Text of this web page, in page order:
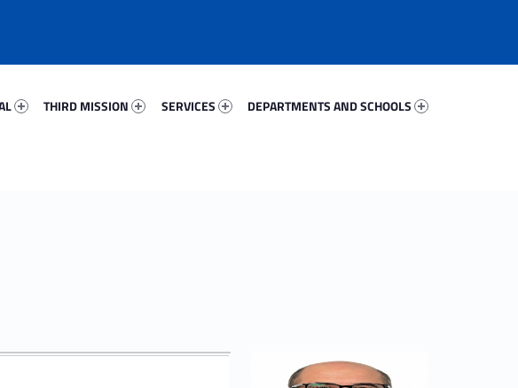
THIRD MISSION
SERVICES
DEPARTMENTS AND SCHOOLS